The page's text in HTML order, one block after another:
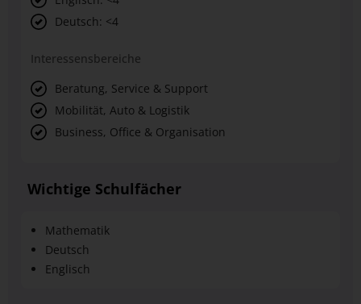
Deutsch: <4
Interessensbereiche
Beratung, Service & Support
Mobilität, Auto & Logistik
Business, Office & Organisation
Wichtige Schulfächer
Mathematik
Deutsch
Englisch